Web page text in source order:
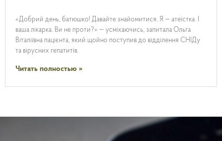
«Добрий день, батюшко! Давайте знайомитися. Я — атеїстка. І
ваша лікарка. Ви не проти?» — усміхаючись, запитала Ольга
Віталіївна пацієнта, який щойно поступив до відділення СНІДу
та вірусних гепатитів.
Читать полностью »